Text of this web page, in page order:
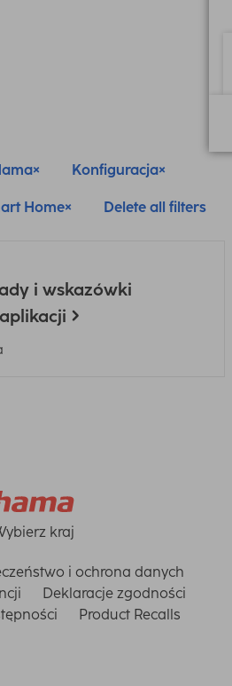
Konfiguracja
Home Delete all filters
i wskazówki
kraj
i ochrona danych
Deklaracje zgodności
Product Recalls